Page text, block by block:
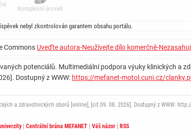
Komplexní úroveň
nebyl zkontrolován garantem obsahu portálu.
Commons Uveďte autora-Neužívejte dílo komerčně-
potenciálů. Multimediální podpora výuky klinických a
Dostupný z WWW: https://mefanet-motol.cuni.cz/
a zdravotnických oborů [online], [cit.09. 08. 2026]. Dostupný z WWW:
| Centrální brána MEFANET Váš názor RSS